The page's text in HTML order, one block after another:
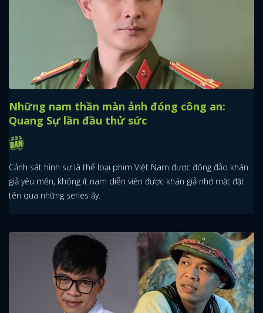
Những nam thần màn ảnh đóng công an:
Quang Sự lần đầu thử sức
Cảnh sát hình sự là thể loại phim Việt Nam được đông đảo khán
giả yêu mến, không ít nam diễn viên được khán giả nhớ mặt đặt
tên qua những series ấy.